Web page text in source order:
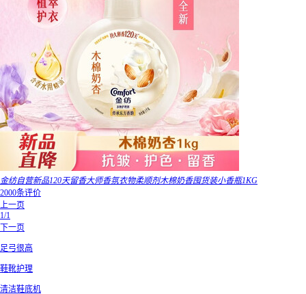
金纺自营新品120天留香大师香氛衣物柔顺剂木棉奶香囤货装小香瓶1KG
2000条评价
上一页
1/1
下一页
足弓很高
鞋靴护理
清洁鞋底机